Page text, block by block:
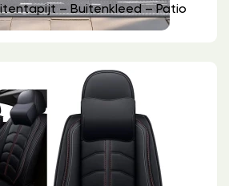
– Buitenkleed – Patio